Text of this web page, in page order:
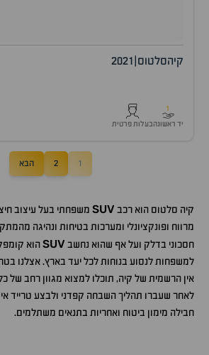
קיהסלטוס 2021
1
יד ראשונהבעלות פרטית
1
2 הבא
קיה סלטוס הוא רכב SUV משפחתי בעל עיצוב
מרווח ופונקציונלי ומערכות בטיחות ונהיגה
חסכוני בדלק ועל אף שהוא נחשב SUVהוא
למשפחות לנסוע בנוחות לכל יעד בארץ. אצלנו
אין הרשמית של קיה, תוכלו למצוא מגוון רחב של
לאחר שעברו תהליך השבחה קפדני ולבצע טרייד
חבילה מימון ביטוח ואחריות בתנאים משתלמים.